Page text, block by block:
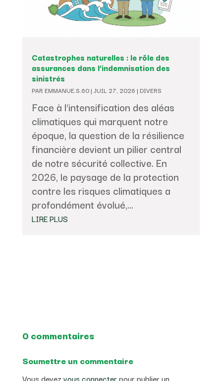
Catastrophes naturelles : le rôle des
assurances dans l’indemnisation des
sinistrés
PAR EMMANUE.S.60| JUIL 27, 2026 | DIVERS
Face à l'intensification des aléas
climatiques qui marquent notre
époque, la question de la résilience
financière devient un pilier central
de notre sécurité collective. En
2026, le paysage de la protection
contre les risques climatiques a
profondément évolué,...
LIRE PLUS
0 commentaires
Soumettre un commentaire
Vous devez vous connecterpour publier un